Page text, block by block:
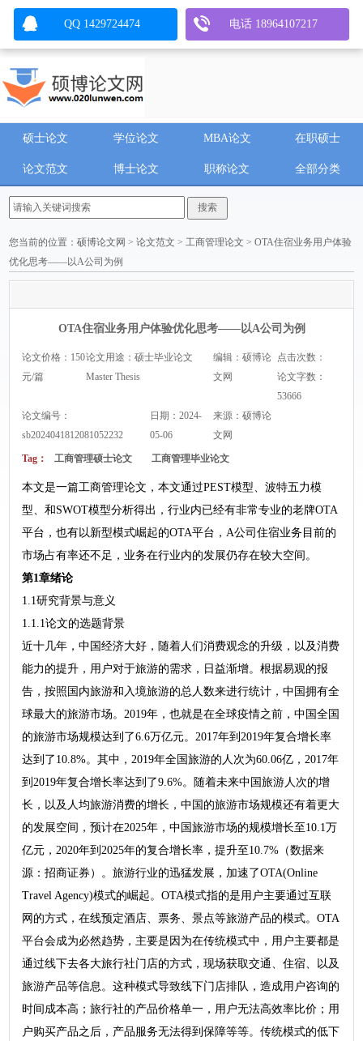
硕士论文 学位论文 MBA论文 在职硕士
论文范文 博士论文 职称论文 全部分类
您当前的位置：硕博论文网 >论文范文 > 工商管理论文 > OTA住宿业务用户体验
优化思考——以A公司为例
OTA住宿业务用户体验优化思考——以A公司为例
论文价格：150
元/篇
论文用途：硕士毕业论文
Master Thesis
编辑：硕博论
文网
点击次数：
论文字数：
53666
论文编号：
sb2024041812081052232
日期：2024-
05-06
来源：硕博论
文网
Tag： 工商管理硕士论文 工商管理毕业论文
本文是一篇工商管理论文，本文通过PEST模型、波特五力模
型、和SWOT模型分析得出，行业内已经有非常专业的老牌OTA
平台，也有以新型模式崛起的OTA平台，A公司住宿业务目前的
市场占有率还不足，业务在行业内的发展仍存在较大空间。
第1章绪论
1.1研究背景与意义
1.1.1论文的选题背景
近十几年，中国经济大好，随着人们消费观念的升级，以及消费
能力的提升，用户对于旅游的需求，日益渐增。根据易观的报
告，按照国内旅游和入境旅游的总人数来进行统计，中国拥有全
球最大的旅游市场。2019年，也就是在全球疫情之前，中国全国
的旅游市场规模达到了6.6万亿元。2017年到2019年复合增长率
达到了10.8%。其中，2019年全国旅游的人次为60.06亿，2017年
到2019年复合增长率达到了9.6%。随着未来中国旅游人次的增
长，以及人均旅游消费的增长，中国的旅游市场规模还有着更大
的发展空间，预计在2025年，中国旅游市场的规模增长至10.1万
亿元，2020年到2025年的复合增长率，提升至10.7%（数据来
源：招商证券）。旅游行业的迅猛发展，加速了OTA(Online
Travel Agency)模式的崛起。OTA模式指的是用户主要通过互联
网的方式，在线预定酒店、票务、景点等旅游产品的模式。OTA
平台会成为必然趋势，主要是因为在传统模式中，用户主要都是
通过线下去各大旅行社门店的方式，现场获取交通、住宿、以及
旅游产品等信息。这种模式导致线下门店排队，造成用户咨询的
时间成本高；旅行社的产品价格单一，用户无法高效率比价；用
户购买产品之后，产品服务无法得到保障等等。传统模式的低下
QQ 1429724474 电话 18964107217